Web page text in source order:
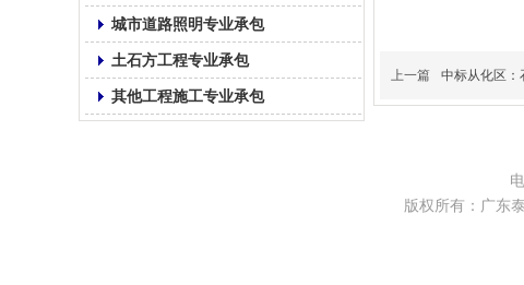
城市道路照明专业承包
土石方工程专业承包
其他工程施工专业承包
上一篇 中标从化区：
版权所有：广东